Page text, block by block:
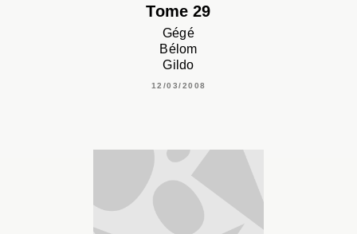
Tome 29
Gégé
Bélom
Gildo
12/03/2008